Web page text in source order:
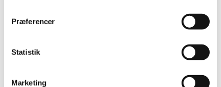
Præferencer
Statistik
Marketing
Marianne Tuxen udtaler i forbindelse med
lagt mange symboler ind i lysekronen. Der er en ide